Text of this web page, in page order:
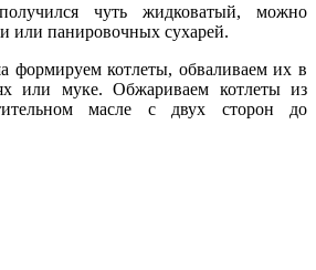
чуть жидковатый, можно
или панировочных сухарей.
формируем котлеты, обваливаем их в
или муке. Обжариваем котлеты из
масле с двух сторон до